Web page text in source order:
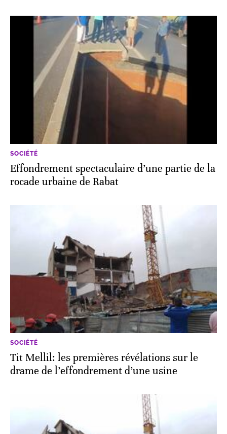
SOCIÉTÉ
Effondrement spectaculaire d’une partie de la
rocade urbaine de Rabat
SOCIÉTÉ
Tit Mellil: les premières révélations sur le
drame de l’effondrement d’une usine